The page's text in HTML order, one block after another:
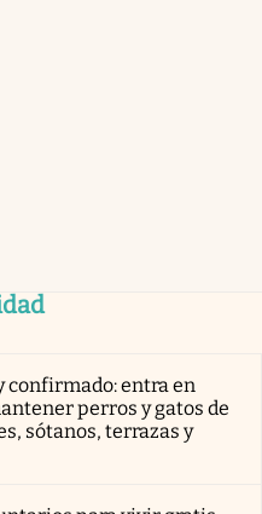
confirmado: entra en
perros y gatos de
sótanos, terrazas y